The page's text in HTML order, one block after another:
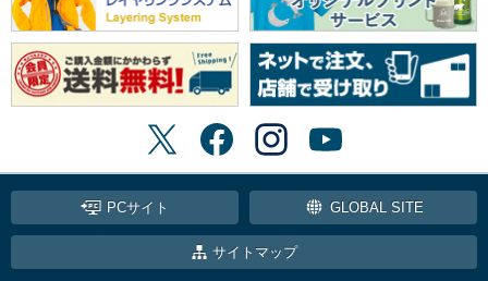
PCサイト GLOBAL SITE
サイトマップ